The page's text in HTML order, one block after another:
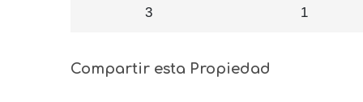
3 1
Compartir esta Propiedad